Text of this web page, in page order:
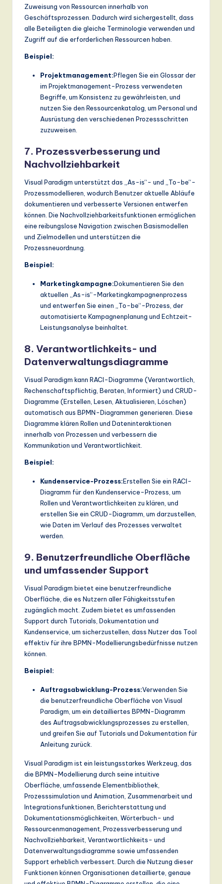
Zuweisung von Ressourcen innerhalb von
Geschäftsprozessen. Dadurch wird sichergestellt, dass
alle Beteiligten die gleiche Terminologie verwenden und
Zugriff auf die erforderlichen Ressourcen haben.
Beispiel:
Projektmanagement:Pflegen Sie ein Glossar der
im Projektmanagement-Prozess verwendeten
Begriffe, um Konsistenz zu gewährleisten, und
nutzen Sie den Ressourcenkatalog, um Personal und
Ausrüstung den verschiedenen Prozessschritten
zuzuweisen.
7. Prozessverbesserung und
Nachvollziehbarkeit
Visual Paradigm unterstützt das „As-is“- und „To-be“-
Prozessmodellieren, wodurch Benutzer aktuelle Abläufe
dokumentieren und verbesserte Versionen entwerfen
können. Die Nachvollziehbarkeitsfunktionen ermöglichen
eine reibungslose Navigation zwischen Basismodellen
und Zielmodellen und unterstützen die
Prozessneuordnung.
Beispiel:
Marketingkampagne:Dokumentieren Sie den
aktuellen „As-is“-Marketingkampagnenprozess
und entwerfen Sie einen „To-be“-Prozess, der
automatisierte Kampagnenplanung und Echtzeit-
Leistungsanalyse beinhaltet.
8. Verantwortlichkeits- und
Datenverwaltungsdiagramme
Visual Paradigm kann RACI-Diagramme (Verantwortlich,
Rechenschaftspflichtig, Beraten, Informiert) und CRUD-
Diagramme (Erstellen, Lesen, Aktualisieren, Löschen)
automatisch aus BPMN-Diagrammen generieren. Diese
Diagramme klären Rollen und Dateninteraktionen
innerhalb von Prozessen und verbessern die
Kommunikation und Verantwortlichkeit.
Beispiel:
Kundenservice-Prozess:Erstellen Sie ein RACI-
Diagramm für den Kundenservice-Prozess, um
Rollen und Verantwortlichkeiten zu klären, und
erstellen Sie ein CRUD-Diagramm, um darzustellen,
wie Daten im Verlauf des Prozesses verwaltet
werden.
9. Benutzerfreundliche Oberfläche
und umfassender Support
Visual Paradigm bietet eine benutzerfreundliche
Oberfläche, die es Nutzern aller Fähigkeitsstufen
zugänglich macht. Zudem bietet es umfassenden
Support durch Tutorials, Dokumentation und
Kundenservice, um sicherzustellen, dass Nutzer das Tool
effektiv für ihre BPMN-Modellierungsbedürfnisse nutzen
können.
Beispiel:
Auftragsabwicklung-Prozess:Verwenden Sie
die benutzerfreundliche Oberfläche von Visual
Paradigm, um ein detailliertes BPMN-Diagramm
des Auftragsabwicklungsprozesses zu erstellen,
und greifen Sie auf Tutorials und Dokumentation für
Anleitung zurück.
Visual Paradigm ist ein leistungsstarkes Werkzeug, das
die BPMN-Modellierung durch seine intuitive
Oberfläche, umfassende Elementbibliothek,
Prozesssimulation und Animation, Zusammenarbeit und
Integrationsfunktionen, Berichterstattung und
Dokumentationsmöglichkeiten, Wörterbuch- und
Ressourcenmanagement, Prozessverbesserung und
Nachvollziehbarkeit, Verantwortlichkeits- und
Datenverwaltungsdiagramme sowie umfassenden
Support erheblich verbessert. Durch die Nutzung dieser
Funktionen können Organisationen detaillierte, genaue